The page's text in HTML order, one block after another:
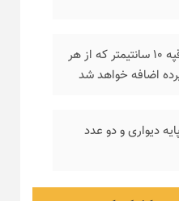
-طول هر عدد قپه ۱۰ سانتیمتر که از هر
اضافه خواهد شد
دیواری و دو عدد